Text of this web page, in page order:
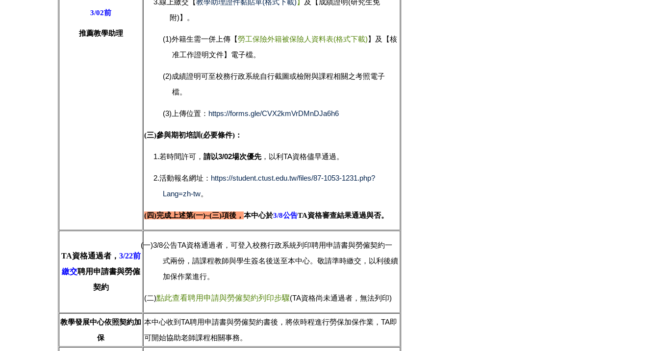
3/02前
推薦教學助理
3.線上繳交【教學助理證件黏貼單(格式下載)】 及【成績證明(研究生免
附)】。
(1)外籍生需一併上傳【勞工保險外籍被保險人資料表(格式下載)】及【核
准工作證明文件】電子檔。
(2)成績證明可至校務行政系統自行截圖或檢附與課程相關之考照電子
檔。
(3) 上傳位置： https://forms.gle/CVX2kmVrDMnDJa6h6
(三)參與期初培訓(必要條件)：
1.若時間許可， 請以3/02場次優先，以利TA資格儘早通過。
2.活動報名網址： https://student.ctust.edu.tw/files/87-1053-1231.php?
Lang=zh-tw。
(四)完成上述第(一)~(三)項後， 本中心於3/8公告TA資格審查結果通過與否。
TA資格通過者， 3/22前
繳交聘用申請書與勞僱
契約
(一)3/8公告TA資格通過者，可登入校務行政系統列印聘用申請書與勞僱契約一
式兩份，請課程教師與學生簽名後送至本中心。敬請準時繳交，以利後續
加保作業進行。
(二)點此查看聘用申請與勞僱契約列印步驟(TA資格尚未通過者，無法列印)
教學發展中心依照契約加
保
本中心收到TA聘用申請書與勞僱契約書後，將依時程進行勞保加保作業，TA即
可開始協助老師課程相關事務。